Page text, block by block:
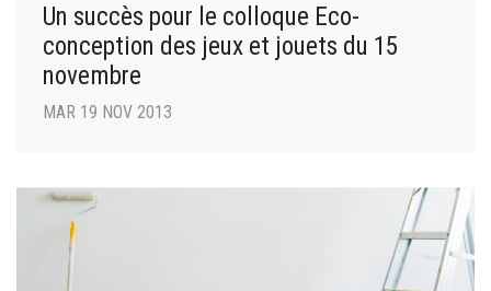
Un succès pour le colloque Eco-
conception des jeux et jouets du 15
novembre
MAR 19 NOV 2013